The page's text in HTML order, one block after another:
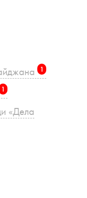
1
1
«Дела